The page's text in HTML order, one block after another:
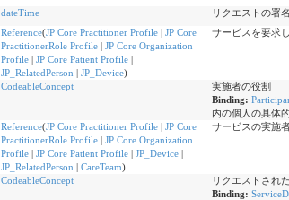
dateTime
リクエストの署
Reference(JP Core Practitioner Profile| JP Core
PractitionerRole Profile| JP Core Organization
Profile| JP Core Patient Profile|
JP_RelatedPerson | JP_Device)
サービスを要求
CodeableConcept
実施者の役割
Binding:
内の個人の具体
Reference(JP Core Practitioner Profile| JP Core
PractitionerRole Profile| JP Core Organization
Profile| JP Core Patient Profile| JP_Device|
JP_RelatedPerson | CareTeam)
サービスの実施
CodeableConcept
リクエストされ
Binding: